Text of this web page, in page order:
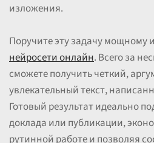
изложения.
Поручите эту задачу мощному
нейросети онлайн. Всего за
сможете получить четкий,
увлекательный текст,
Готовый результат идеально
доклада или публикации,
рутинной работе и позволяя